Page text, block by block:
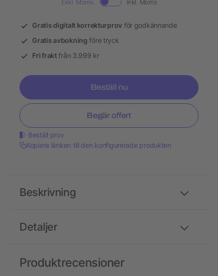
Exkl. Moms. Inkl. Moms
Gratis digitalt korrekturprov för godkännande
Gratis avbokning före tryck
Fri fraktfrån 3.999 kr
Beställ nu
Begär offert
Beställ prov
Kopiera länken till den konfigurerade produkten
Detaljer
Beskrivning
Produktrecensioner